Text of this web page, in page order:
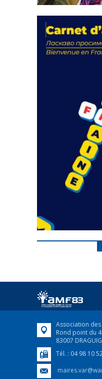
actions
18 septembre 2023
FEUILLETER
CARNET
Afin
FEUILLETER
Association
Rond point du
83007
Tél. : 04 98 10